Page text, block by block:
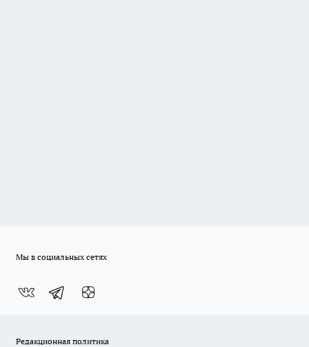
Мы в социальных сетях
Редакционная политика